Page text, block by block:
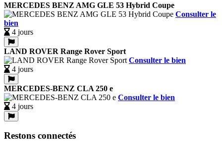
MERCEDES BENZ AMG GLE 53 Hybrid Coupe
Consulter le
bien
4 jours
LAND ROVER Range Rover Sport
Consulter le bien
4 jours
MERCEDES-BENZ CLA 250 e
Consulter le bien
4 jours
Restons connectés